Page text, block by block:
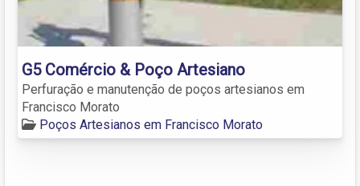
G5 Comércio & Poço Artesiano
Perfuração e manutenção de poços artesianos em
Francisco Morato
Poços Artesianos em Francisco Morato